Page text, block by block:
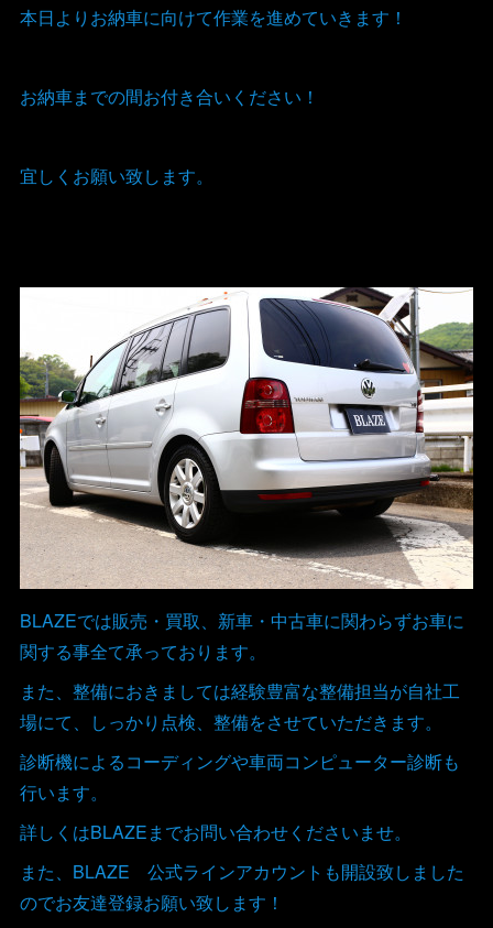
本日よりお納車に向けて作業を進めていきます！
お納車までの間お付き合いください！
宜しくお願い致します。
BLAZEでは販売・買取、新車・中古車に関わらずお車に
関する事全て承っております。
また、整備におきましては経験豊富な整備担当が自社工
場にて、しっかり点検、整備をさせていただきます。
診断機によるコーディングや車両コンピューター診断も
行います。
詳しくはBLAZEまでお問い合わせくださいませ。
また、BLAZE 公式ラインアカウントも開設致しました
のでお友達登録お願い致します！